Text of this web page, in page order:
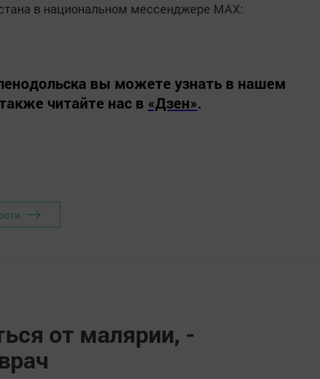
в национальном мессенджере MАХ:
вы можете узнать в нашем
читайте нас в «Дзен».
от малярии, -